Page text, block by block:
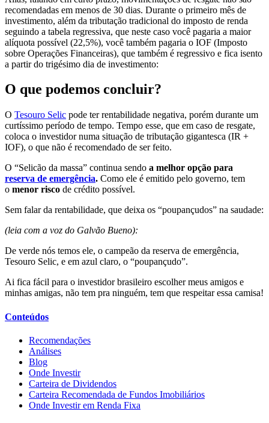
recomendadas em menos de 30 dias. Durante o primeiro mês de
investimento, além da tributação tradicional do imposto de renda
seguindo a tabela regressiva, que neste caso você pagaria a maior
alíquota possível (22,5%), você também pagaria o IOF (Imposto
sobre Operações Financeiras), que também é regressivo e fica isento
a partir do trigésimo dia de investimento:
O que podemos concluir?
O Tesouro Selic pode ter rentabilidade negativa, porém durante um
curtíssimo período de tempo. Tempo esse, que em caso de resgate,
coloca o investidor numa situação de tributação gigantesca (IR +
IOF), o que não é recomendado de ser feito.
O “Selicão da massa” continua sendo a melhor opção para
reserva de emergência. Como ele é emitido pelo governo, tem
o menor risco de crédito possível.
Sem falar da rentabilidade, que deixa os “poupançudos” na saudade:
(leia com a voz do Galvão Bueno):
De verde nós temos ele, o campeão da reserva de emergência,
Tesouro Selic, e em azul claro, o “poupançudo”.
Ai fica fácil para o investidor brasileiro escolher meus amigos e
minhas amigas, não tem pra ninguém, tem que respeitar essa camisa!
Conteúdos
Recomendações
Análises
Blog
Onde Investir
Carteira de Dividendos
Carteira Recomendada de Fundos Imobiliários
Onde Investir em Renda Fixa